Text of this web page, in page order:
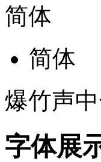
简体
简体
爆竹声
字体展